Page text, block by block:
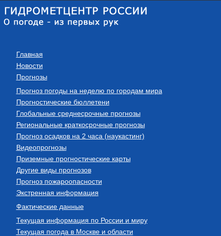
Главная
Новости
Прогнозы
Прогноз погоды на неделю по городам мира
Прогностические бюллетени
Глобальные среднесрочные прогнозы
Региональные краткосрочные прогнозы
Прогноз осадков на 2 часа (наукастинг)
Видеопрогнозы
Приземные прогностические карты
Другие виды прогнозов
Прогноз пожароопасности
Экстренная информация
Фактические данные
Текущая информация по России и миру
Текущая погода в Москве и области